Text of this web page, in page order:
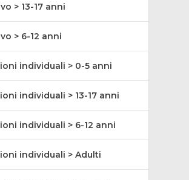
> 13-17 anni
> 6-12 anni
individuali > 0-5 anni
individuali > 13-17 anni
individuali > 6-12 anni
individuali > Adulti